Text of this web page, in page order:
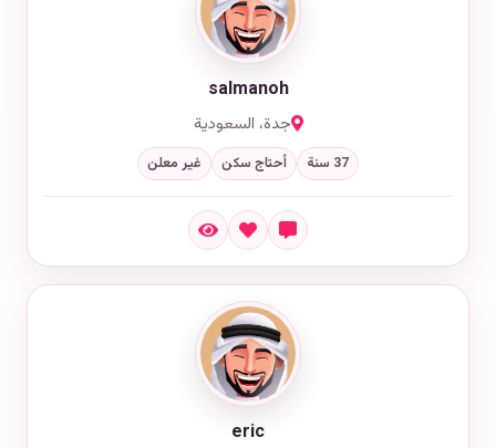
salmanoh
جدة، السعودية
37 سنة أحتاج سكن غير معلن
eric